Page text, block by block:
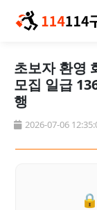
초보자 환영
모집 일급
행
2026-07-06